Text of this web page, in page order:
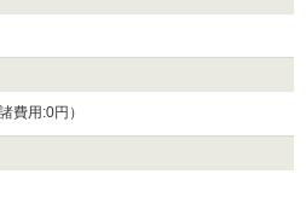
諸費用:0円）